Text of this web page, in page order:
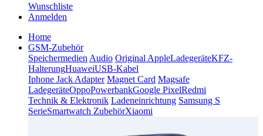
Wunschliste
Anmelden
Home
GSM-Zubehör
Speichermedien Audio Original AppleLadegeräteKFZ-
HalterungHuaweiUSB-Kabel
Iphone Jack Adapter Magnet Card Magsafe
LadegeräteOppoPowerbankGoogle PixelRedmi
Technik & Elektronik Ladeneinrichtung Samsung S
SerieSmartwatch ZubehörXiaomi